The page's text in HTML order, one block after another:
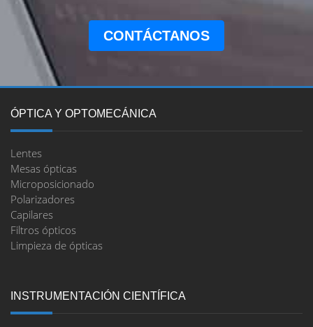
CONTÁCTANOS
ÓPTICA Y OPTOMECÁNICA
Lentes
Mesas ópticas
Microposicionado
Polarizadores
Capilares
Filtros ópticos
Limpieza de ópticas
INSTRUMENTACIÓN CIENTÍFICA